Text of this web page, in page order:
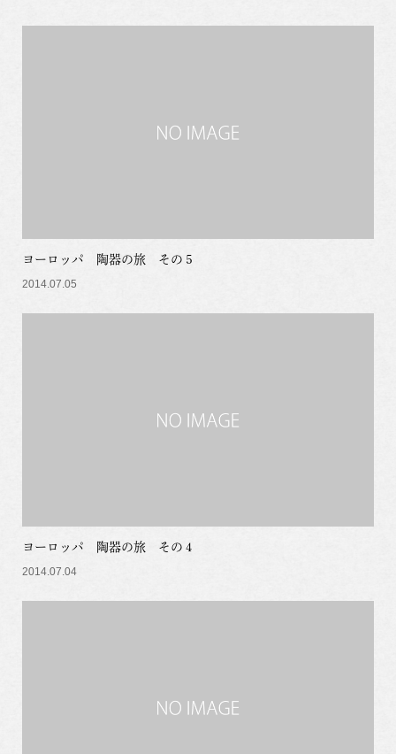
ヨーロッパ 陶器の旅 その５
2014.07.05
ヨーロッパ 陶器の旅 その４
2014.07.04